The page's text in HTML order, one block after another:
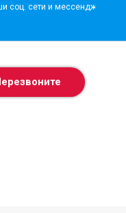
соц. сети и мессенджеры